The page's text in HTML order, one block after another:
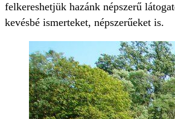
felkereshetjük hazánk népszerű
kevésbé ismerteket, népszerűeket is.